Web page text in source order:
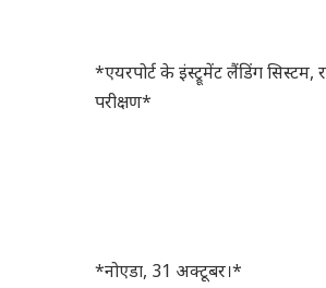
*एयरपोर्ट के इंस्ट्रूमेंट लैंडिंग
परीक्षण*
*नोएडा, 31 अक्टूबर।*